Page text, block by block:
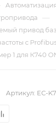
—
привод
c
1 для К740
Артикул: EC-